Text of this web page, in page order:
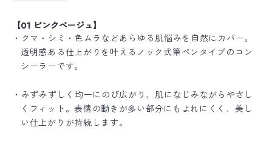
【01 ピンクベージュ】
・クマ・シミ・色ムラなどあらゆる肌悩みを自然にカバー。
透明感ある仕上がりを叶えるノック式筆ペンタイプのコン
シーラーです。
・みずみずしく均一にのび広がり、肌になじみながらやさし
くフィット。表情の動きが多い部分にもよれにくく、美し
い仕上がりが持続します。